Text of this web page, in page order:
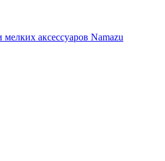
аксессуаров Namazu